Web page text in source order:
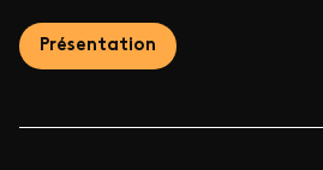
Présentation